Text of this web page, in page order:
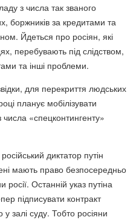
з числа так званого
боржників за кредитами та
Йдеться про росіян, які
перебувають під слідством,
та інші проблеми.
для перекриття людських
планує мобілізувати
«спецконтингенту»
диктатор путін
мають право безпосередньо
Останній указ путіна
підписувати контракт
залі суду. Тобто росіяни